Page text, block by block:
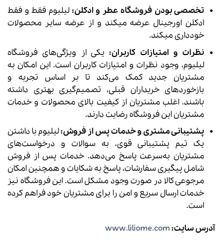
تخصصی بودن فروشگاه عطر و ادکلن: لیلیوم فقط و فقط
ادکلن اورجینال عرضه میکند و از عرضه سایر محصولات
خودداری میکند.
نظرات و امتیازات کاربران:یکی از ویژگی‌های فروشگاه
لیلیوم، وجود نظرات و امتیازات کاربران است. این امکان به
مشتریان جدید کمک می‌کند تا بر اساس تجربه و
بازخوردهای خریداران قبلی، تصمیم‌گیری بهتری داشته
باشند. اغلب مشتریان از کیفیت بالای محصولات و خدمات
مشتریان این فروشگاه رضایت دارند.
پشتیبانی مشتری و خدمات پس از فروش:لیلیوم با داشتن
یک تیم پشتیبانی قوی، به سوالات و درخواست‌های
مشتریان به‌سرعت پاسخ می‌دهد. خدمات پس از فروش
شامل پیگیری سفارشات، پاسخ به شکایات و همچنین امکان
مرجوعی کالا در صورت وجود مشکل است. این فروشگاه نیز
خدمات ارسال سریع و امن را برای مشتریان خود فراهم کرده
است.
آدرس سایت:www.liliome.com